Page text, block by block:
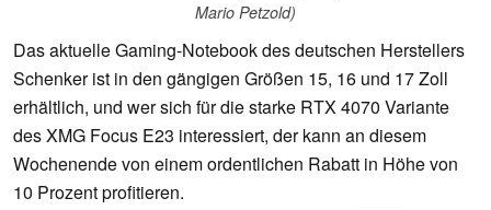
Mario Petzold)
Das aktuelle Gaming-Notebook des deutschen Herstellers
Schenker ist in den gängigen Größen 15, 16 und 17 Zoll
erhältlich, und wer sich für die starke RTX 4070 Variante
des XMG Focus E23 interessiert, der kann an diesem
Wochenende von einem ordentlichen Rabatt in Höhe von
10 Prozent profitieren.